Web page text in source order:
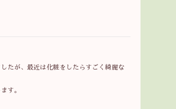
たが、最近は化粧をしたらすごく綺麗な
す。